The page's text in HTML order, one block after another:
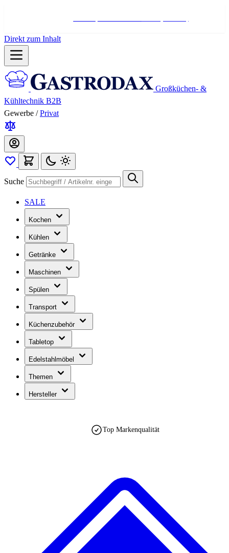
Direkt zum Inhalt
Großküchen- &
Kühltechnik B2B
Gewerbe / Privat
Suche
SALE
Kochen
Kühlen
Getränke
Maschinen
Spülen
Transport
Küchenzubehör
Tabletop
Edelstahlmöbel
Themen
Hersteller
Top Markenqualität